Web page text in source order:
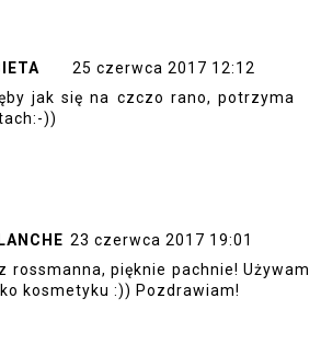
25 czerwca 2017 12:12
jak się na czczo rano, potrzyma
))
23 czerwca 2017 19:01
rossmanna, pięknie pachnie! Używam
kosmetyku :)) Pozdrawiam!